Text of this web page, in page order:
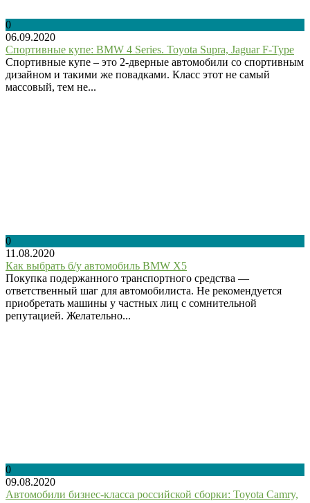
0
06.09.2020
Спортивные купе: BMW 4 Series. Toyota Supra, Jaguar F-Type
Спортивные купе – это 2-дверные автомобили со спортивным
дизайном и такими же повадками. Класс этот не самый
массовый, тем не...
0
11.08.2020
Как выбрать б/у автомобиль BMW X5
Покупка подержанного транспортного средства —
ответственный шаг для автомобилиста. Не рекомендуется
приобретать машины у частных лиц с сомнительной
репутацией. Желательно...
0
09.08.2020
Автомобили бизнес-класса российской сборки: Toyota Camry,